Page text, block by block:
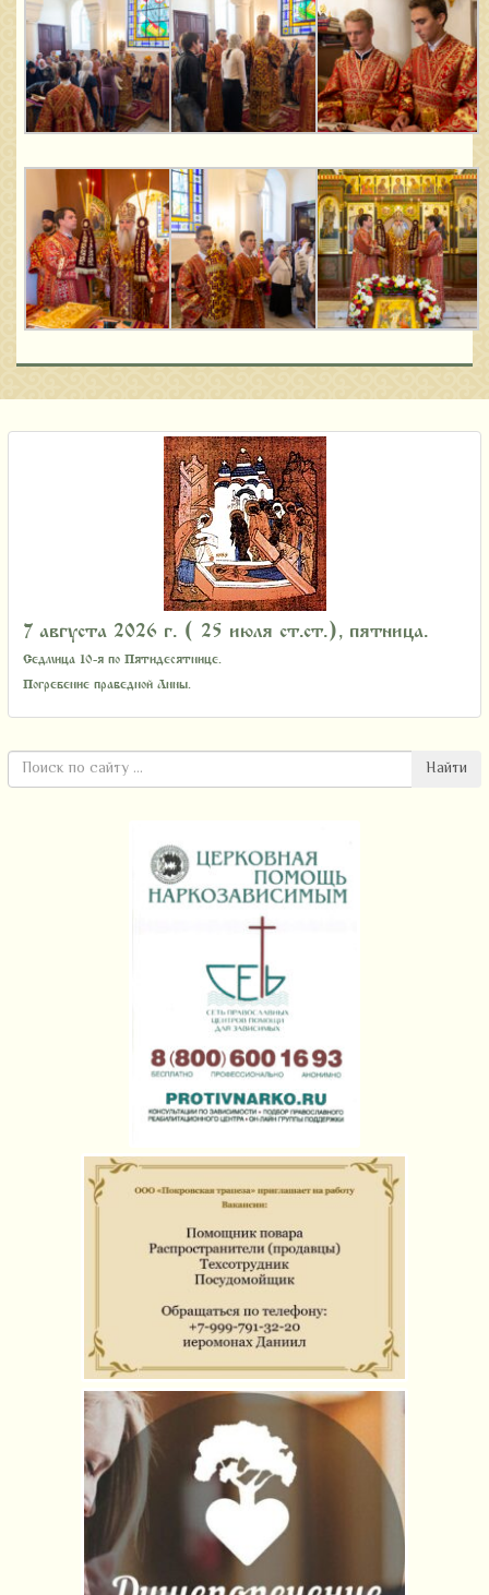
7 августа 2026 г. ( 25 июля ст.ст.), пятница.
Седмица 10-я по Пятидесятнице.
Погребение праведной Анны.
Найти